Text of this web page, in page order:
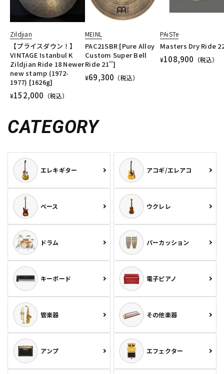
Zildjian
【プライスダウン！】
VINTAGE Istanbul K
Zildjian Ride 18 Newer
new stamp (1972-
1977) [1626g]
¥152,000 （税込）
MEINL
PAC21SBR [Pure Alloy
Custom Super Bell
Ride 21'']
¥69,300 （税込）
PAiSTe
Masters Dry Ride
¥108,900 （税込）
CATEGORY
エレキギター アコギ/エレアコ
ベース ウクレレ
ドラム パーカッション
キーボード 電子ピアノ
管楽器 その他楽器
アンプ エフェクター